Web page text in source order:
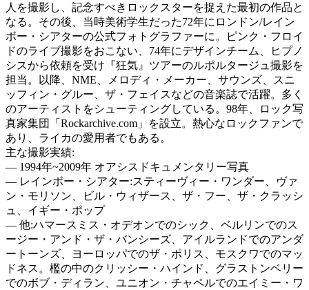
人を撮影し、記念すべきロックスターを捉えた最初の作品と
なる。その後、当時美術学生だった72年にロンドン/レイン
ボー・シアターの公式フォトグラファーに。ピンク・フロイ
ドのライブ撮影をおこない、74年にデザインチーム、ヒプノ
シスから依頼を受け『狂気』ツアーのルポルタージュ撮影を
担当。以降、NME、メロディ・メーカー、サウンズ、スニ
ッフィン・グルー、ザ・フェイスなどの音楽誌で活躍。多く
のアーティストをシューティングしている。98年、ロック写
真家集団「Rockarchive.com」を設立。熱心なロックファンで
あり、ライカの愛用者でもある。
主な撮影実績:
― 1994年~2009年 オアシスドキュメンタリー写真
― レインボー・シアター:スティーヴィー・ワンダー、ヴァ
ン・モリソン、ビル・ウィザース、ザ・フー、ザ・クラッシ
ュ、イギー・ポップ
― 他:ハマースミス・オデオンでのシック、ベルリンでのス
ージー・アンド・ザ・バンシーズ、アイルランドでのアンダ
ートーンズ、ヨーロッパでのザ・ポリス、モスクワでのマッ
ドネス。檻の中のクリッシー・ハインド、グラストンベリー
でのボブ・ディラン、ユニオン・チャペルでのエイミー・ワ